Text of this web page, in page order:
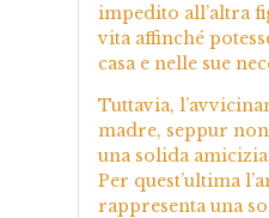
impedito all’altra
vita affinché
casa e nelle sue
Tuttavia,
madre, seppur
una solida
Per quest’ultima
rappresenta una